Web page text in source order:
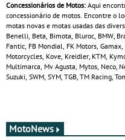
Concessionários de Motos: Aqui
concessionário de motos. Encontre o
motas novas e motas usadas das
Benelli, Beta, Bimota, Bluroc, BMW,
Fantic, FB Mondial, FK Motors,
Motorcycles, Kove, Kreidler, KTM,
Multimarca, Mv Agusta, Mytos, Neco,
Suzuki, SWM, SYM, TGB, TM Racing,
MotoNews